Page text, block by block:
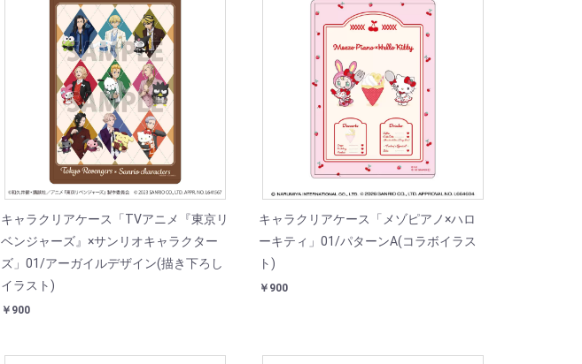
キャラクリアケース「TVアニメ『東京リ
ベンジャーズ』×サンリオキャラクター
ズ」01/アーガイルデザイン(描き下ろし
イラスト)
￥900
キャラクリアケース「メゾピアノ×ハロ
ーキティ」01/パターンA(コラボイラス
ト)
￥900